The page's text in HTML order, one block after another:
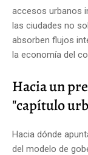
accesos urbanos
las ciudades no
absorben flujos
la economía del
Hacia un
"capítulo
Hacia dónde
del modelo de